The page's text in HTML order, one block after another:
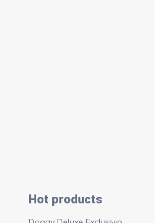
Hot products